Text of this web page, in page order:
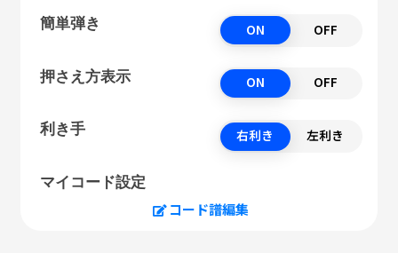
簡単弾き ON OFF
押さえ方表示 ON OFF
利き手 右利き 左利き
マイコード設定
コード譜編集